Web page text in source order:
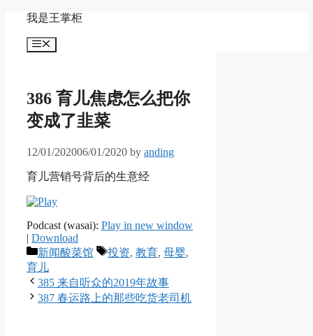
content
我是王掌柜
Menu
386 育儿焦虑怎么把你
变成了韭菜
12/01/202006/01/2020 by anding
育儿营销号背后的生意经
Podcast (wasai): Play in new window
| Download
Categories
新闻酸菜馆 Tags
投资, 教育, 母婴,
育儿
385 来自听众的2019年故事
387 春运路上的那些吃货老司机